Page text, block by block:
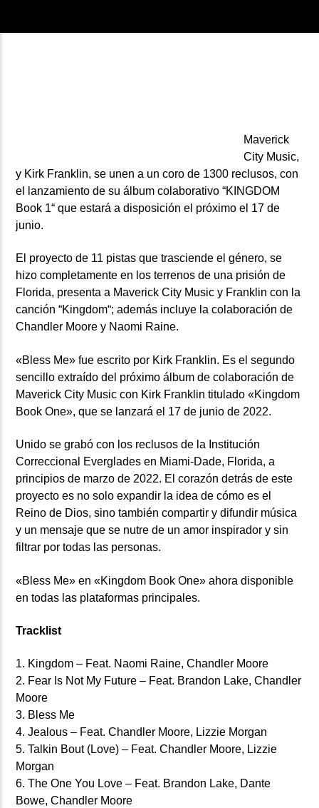
Maverick
City Music,
y Kirk Franklin, se unen a un coro de 1300 reclusos, con
el lanzamiento de su álbum colaborativo “KINGDOM
Book 1“ que estará a disposición el próximo el 17 de
junio.
El proyecto de 11 pistas que trasciende el género, se
hizo completamente en los terrenos de una prisión de
Florida, presenta a Maverick City Music y Franklin con la
canción “Kingdom“; además incluye la colaboración de
Chandler Moore y Naomi Raine.
«Bless Me» fue escrito por Kirk Franklin. Es el segundo
sencillo extraído del próximo álbum de colaboración de
Maverick City Music con Kirk Franklin titulado «Kingdom
Book One», que se lanzará el 17 de junio de 2022.
Unido se grabó con los reclusos de la Institución
Correccional Everglades en Miami-Dade, Florida, a
principios de marzo de 2022. El corazón detrás de este
proyecto es no solo expandir la idea de cómo es el
Reino de Dios, sino también compartir y difundir música
y un mensaje que se nutre de un amor inspirador y sin
filtrar por todas las personas.
«Bless Me» en «Kingdom Book One» ahora disponible
en todas las plataformas principales.
Tracklist
1. Kingdom – Feat. Naomi Raine, Chandler Moore
2. Fear Is Not My Future – Feat. Brandon Lake, Chandler
Moore
3. Bless Me
4. Jealous – Feat. Chandler Moore, Lizzie Morgan
5. Talkin Bout (Love) – Feat. Chandler Moore, Lizzie
Morgan
6. The One You Love – Feat. Brandon Lake, Dante
Bowe, Chandler Moore